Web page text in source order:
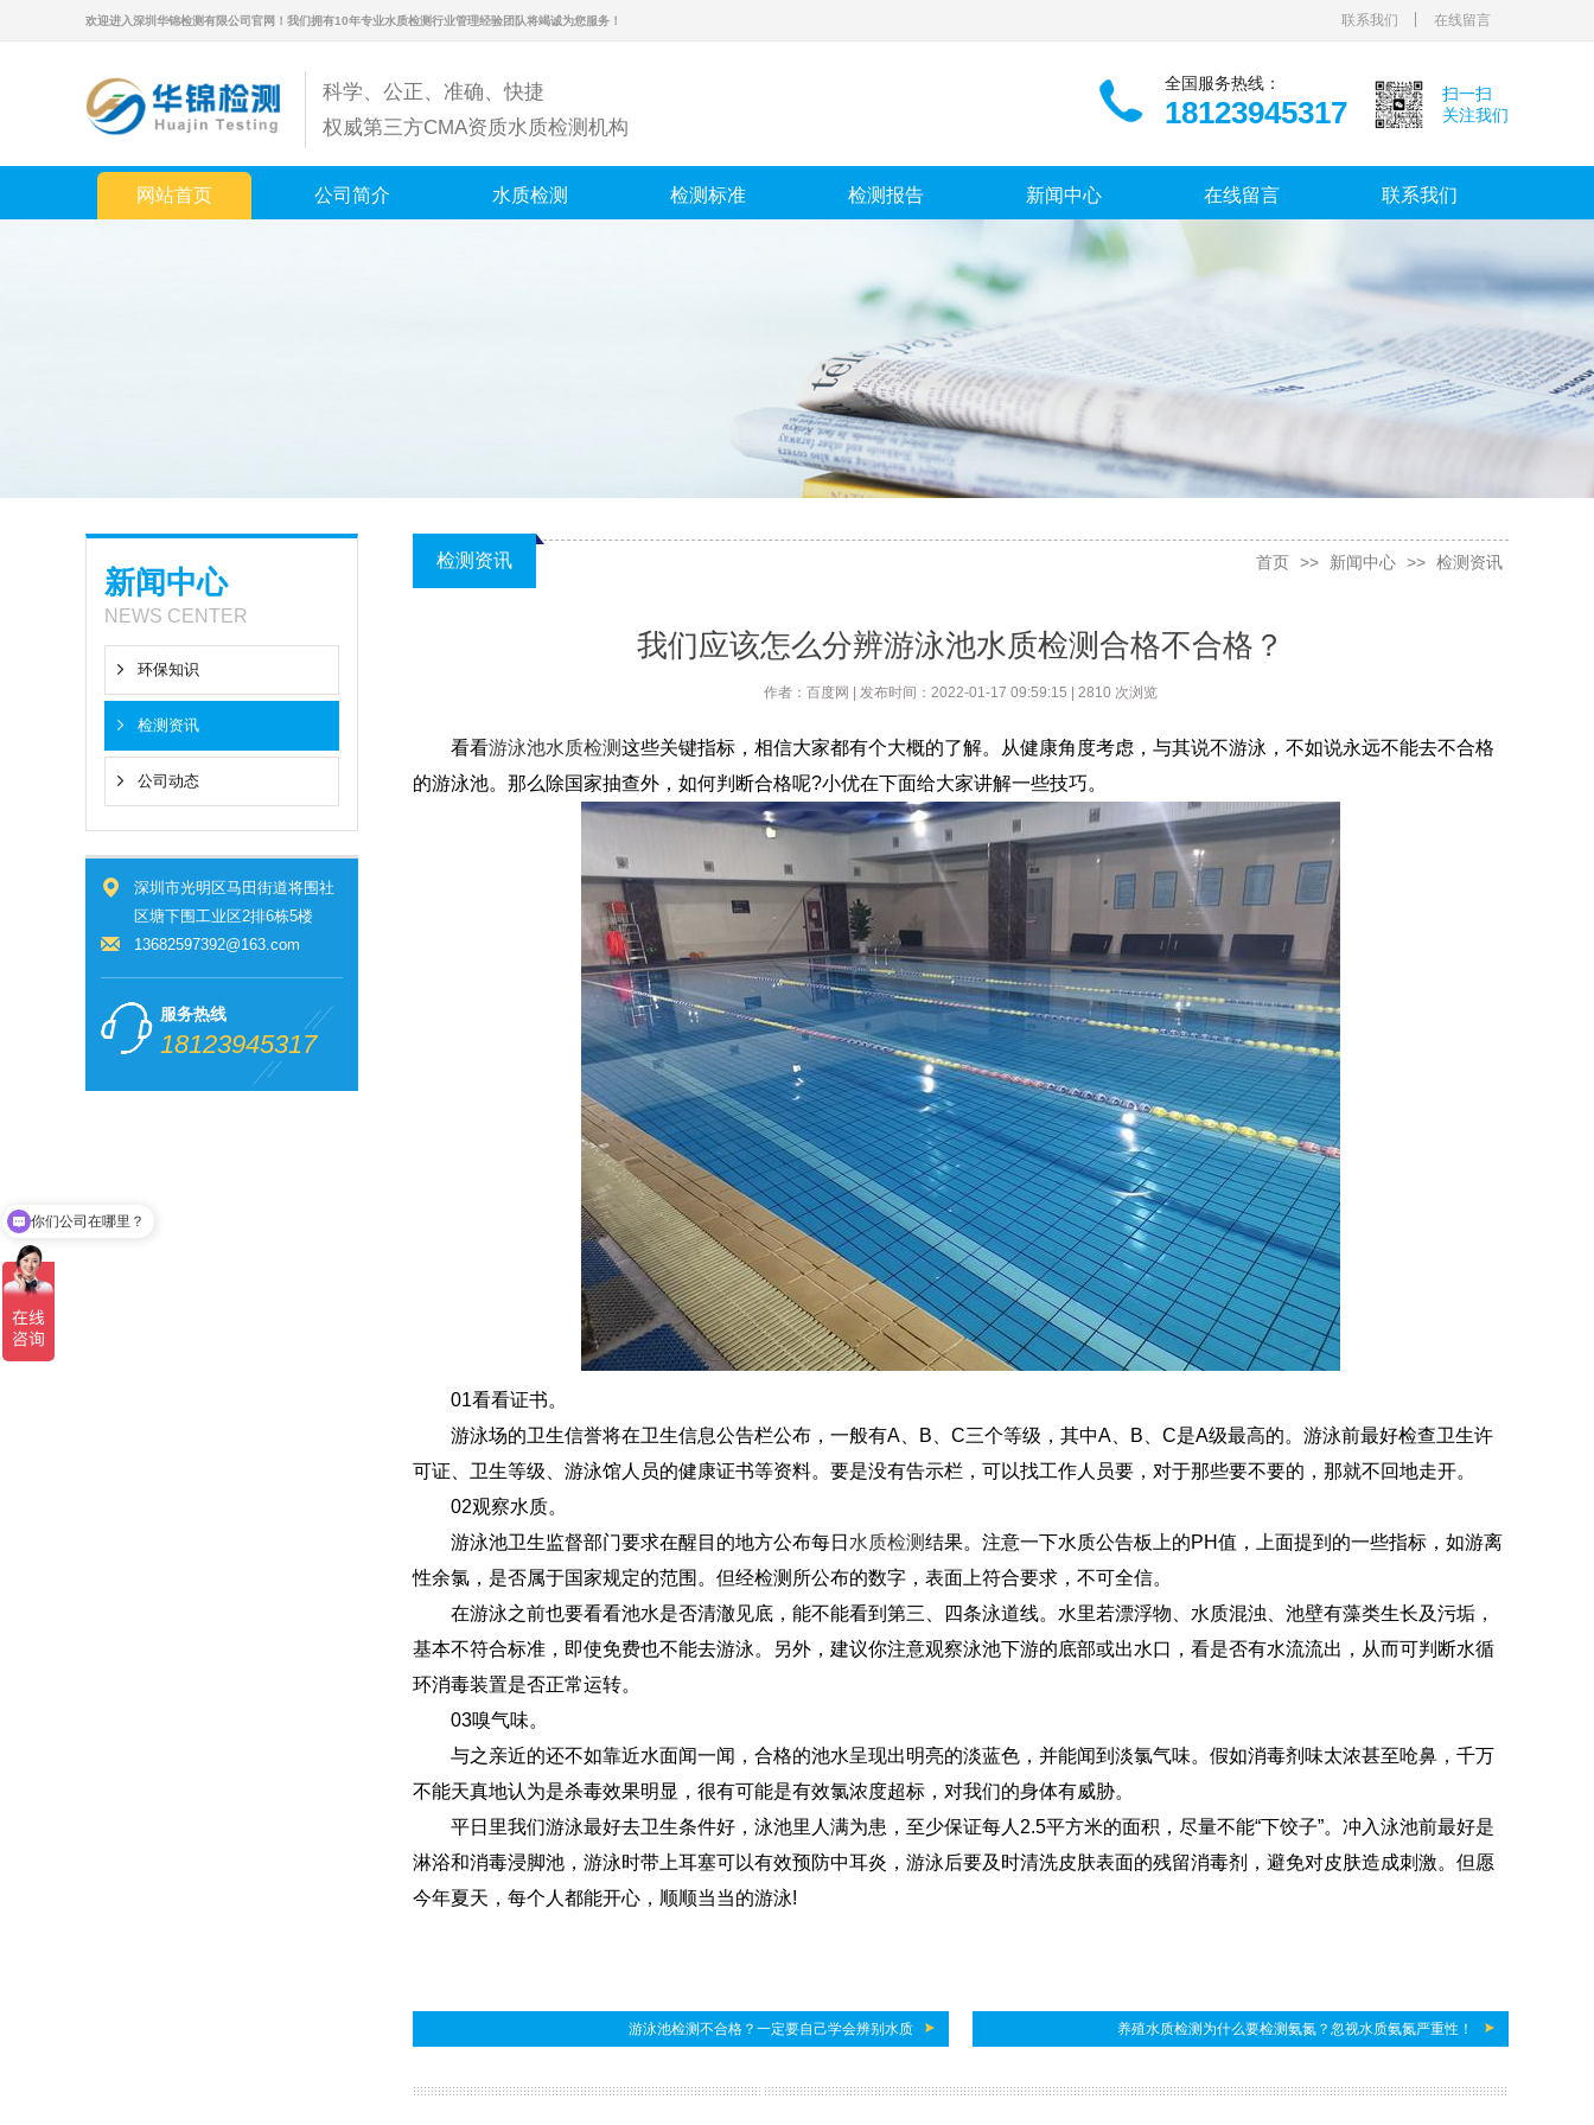
欢迎进入深圳华锦检测有限公司官网！我们拥有10年专业水质检测行业管理经验团队将竭诚为您服务！ 联系我们 在线留言
科学、公正、准确、快捷
权威第三方CMA资质水质检测机构
扫一扫
关注我们
全国服务热线：
18123945317
网站首页 公司简介 水质检测 检测标准 检测报告 新闻中心 在线留言 联系我们
新闻中心
NEWS CENTER
环保知识
检测资讯
公司动态
深圳市光明区马田街道将围社
区塘下围工业区2排6栋5楼
13682597392@163.com
服务热线
18123945317
检测资讯 首页 >> 新闻中心 >> 检测资讯
我们应该怎么分辨游泳池水质检测合格不合格？
作者：百度网 | 发布时间：2022-01-17 09:59:15 | 2810 次浏览
看看游泳池水质检测这些关键指标，相信大家都有个大概的了解。从健康角度考虑，与其说不游泳，不如说永远不能去不合格
的游泳池。那么除国家抽查外，如何判断合格呢?小优在下面给大家讲解一些技巧。
01看看证书。
游泳场的卫生信誉将在卫生信息公告栏公布，一般有A、B、C三个等级，其中A、B、C是A级最高的。游泳前最好检查卫生许
可证、卫生等级、游泳馆人员的健康证书等资料。要是没有告示栏，可以找工作人员要，对于那些要不要的，那就不回地走开。
02观察水质。
游泳池卫生监督部门要求在醒目的地方公布每日 水质检测结果。注意一下水质公告板上的PH值，上面提到的一些指标，如游离
性余氯，是否属于国家规定的范围。但经检测所公布的数字，表面上符合要求，不可全信。
在游泳之前也要看看池水是否清澈见底，能不能看到第三、四条泳道线。水里若漂浮物、水质混浊、池壁有藻类生长及污垢，
基本不符合标准，即使免费也不能去游泳。另外，建议你注意观察泳池下游的底部或出水口，看是否有水流流出，从而可判断水循
环消毒装置是否正常运转。
03嗅气味。
与之亲近的还不如靠近水面闻一闻，合格的池水呈现出明亮的淡蓝色，并能闻到淡氯气味。假如消毒剂味太浓甚至呛鼻，千万
不能天真地认为是杀毒效果明显，很有可能是有效氯浓度超标，对我们的身体有威胁。
平日里我们游泳最好去卫生条件好，泳池里人满为患，至少保证每人2.5平方米的面积，尽量不能“下饺子”。冲入泳池前最好是
淋浴和消毒浸脚池，游泳时带上耳塞可以有效预防中耳炎，游泳后要及时清洗皮肤表面的残留消毒剂，避免对皮肤造成刺激。但愿
今年夏天，每个人都能开心，顺顺当当的游泳!
游泳池检测不合格？一定要自己学会辨别水质 养殖水质检测为什么要检测氨氮？忽视水质氨氮严重性！
你们可以做水质检测吗？
你们公司在哪里？